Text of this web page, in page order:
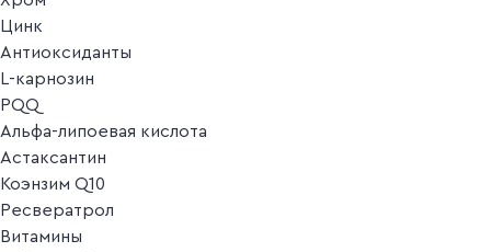
Цинк
Антиоксиданты
L-карнозин
PQQ
Альфа-липоевая кислота
Астаксантин
Коэнзим Q10
Ресвератрол
Витамины